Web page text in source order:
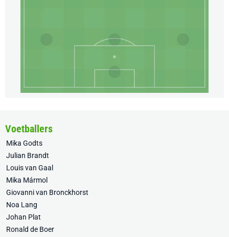
Voetballers
Mika Godts
Julian Brandt
Louis van Gaal
Mika Mármol
Giovanni van Bronckhorst
Noa Lang
Johan Plat
Ronald de Boer